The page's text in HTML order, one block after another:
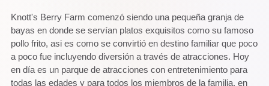
Knott's Berry Farm comenzó siendo una pequeña granja de
bayas en donde se servían platos exquisitos como su famoso
pollo frito, asi es como se convirtió en destino familiar que poco
a poco fue incluyendo diversión a través de atracciones. Hoy
en día es un parque de atracciones con entretenimiento para
todas las edades y para todos los miembros de la familia, en